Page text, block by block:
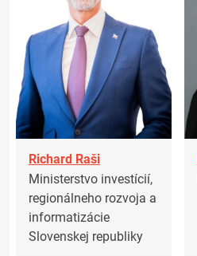
Richard Raši
Ministerstvo investícií,
regionálneho rozvoja a
informatizácie
Slovenskej republiky